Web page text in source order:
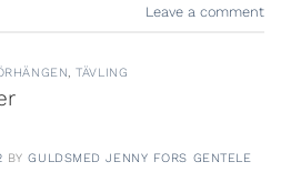
Leave a comment
,TÄVLING
BYGULDSMED JENNY FORS GENTELE